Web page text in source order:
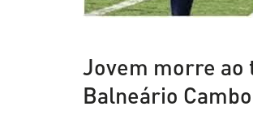
Jovem morre ao
Balneário